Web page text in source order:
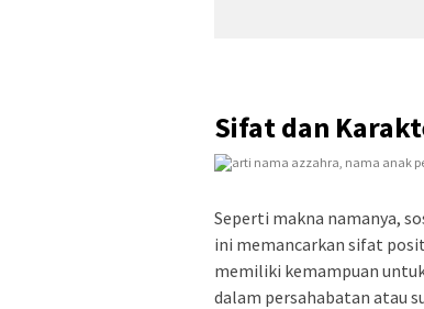
Sifat dan
Seperti makna namanya,
ini memancarkan sifat
memiliki kemampuan
dalam persahabatan atau